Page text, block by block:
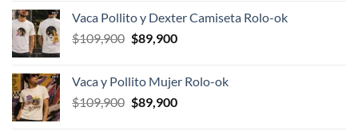
era:
$109,900.
es:
$89,900.
Vaca Pollito y Dexter Camiseta Rolo-ok
$109,900 El
era:
$109,900.
$89,900El
es:
$89,900.
Vaca y Pollito Mujer Rolo-ok
$109,900 El
$89,900El